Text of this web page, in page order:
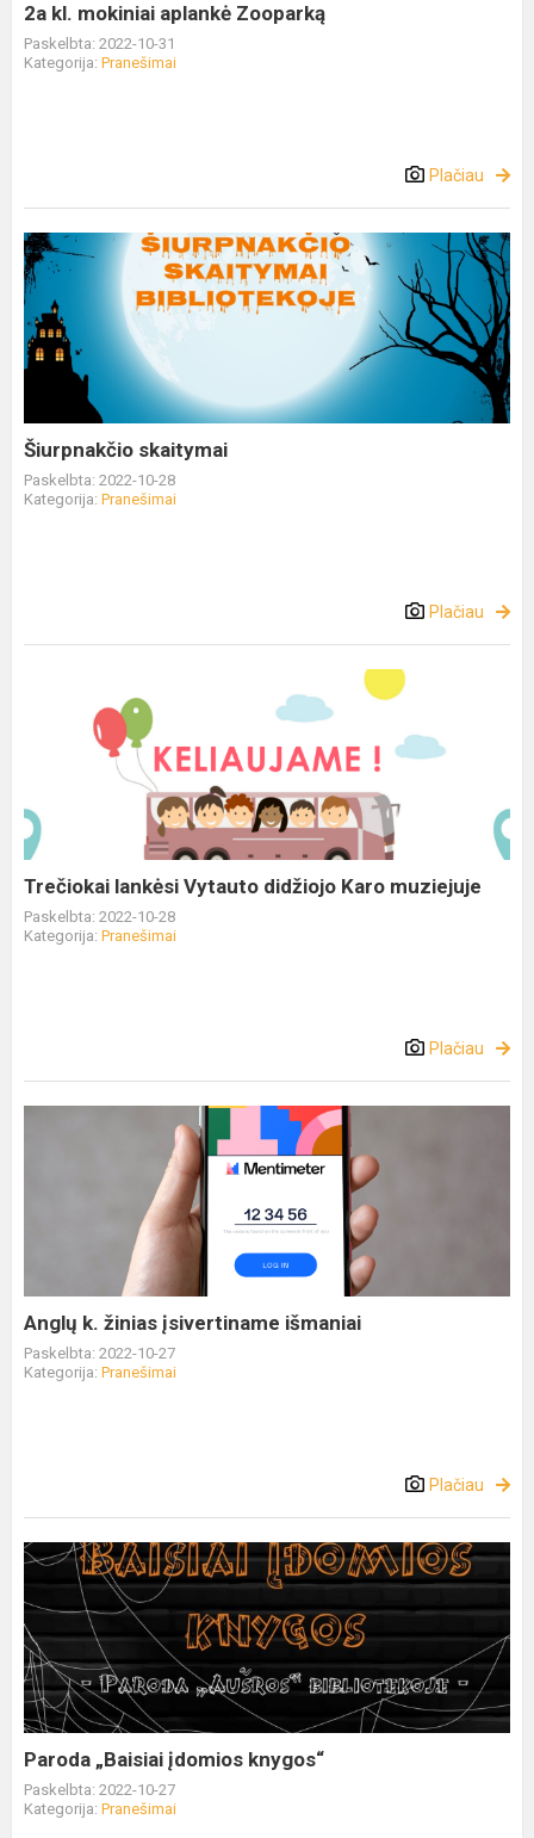
2a kl. mokiniai aplankė Zooparką
Paskelbta: 2022-10-31
Kategorija: Pranešimai
Plačiau
Šiurpnakčio skaitymai
Paskelbta: 2022-10-28
Kategorija: Pranešimai
Plačiau
Trečiokai lankėsi Vytauto didžiojo Karo muziejuje
Paskelbta: 2022-10-28
Kategorija: Pranešimai
Plačiau
Anglų k. žinias įsivertiname išmaniai
Paskelbta: 2022-10-27
Kategorija: Pranešimai
Plačiau
Paroda „Baisiai įdomios knygos“
Paskelbta: 2022-10-27
Kategorija: Pranešimai